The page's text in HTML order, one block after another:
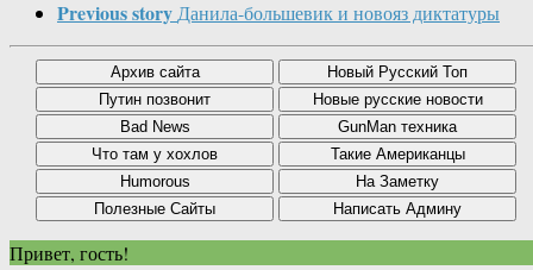
Previous storyДанила-большевик и новояз диктатуры
Привет, гость!